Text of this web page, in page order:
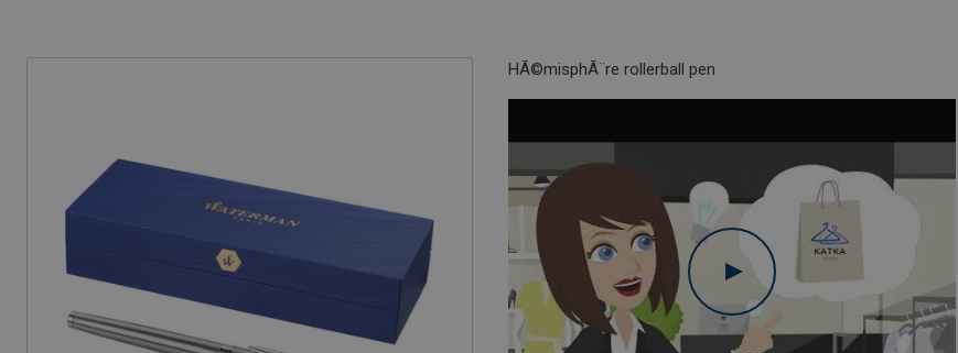
HÃ©misphÃ¨re rollerball pen